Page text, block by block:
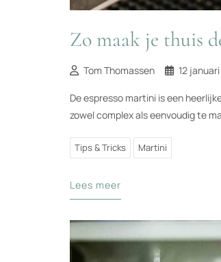
Zo maak je thuis
Tom Thomassen 12
De espresso martini is een
zowel complex als eenvoudig te
Tips & Tricks Martini
Lees meer